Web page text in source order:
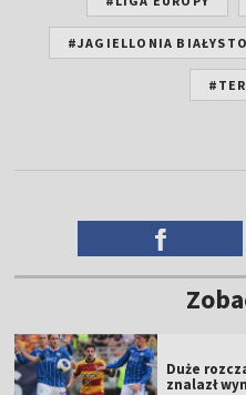
#JAGIELLONIA
Duże
znalazł